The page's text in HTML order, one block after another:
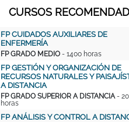
CURSOS
FP CUIDADOS AUXILIARES DE
ENFERMERÍA
FP GRADO MEDIO - 1400 horas
FP GESTIÓN Y ORGANIZACIÓN DE
RECURSOS NATURALES Y
A DISTANCIA
FP GRADO SUPERIOR A DISTANCIA-
horas
FP ANÁLISIS Y CONTROL A